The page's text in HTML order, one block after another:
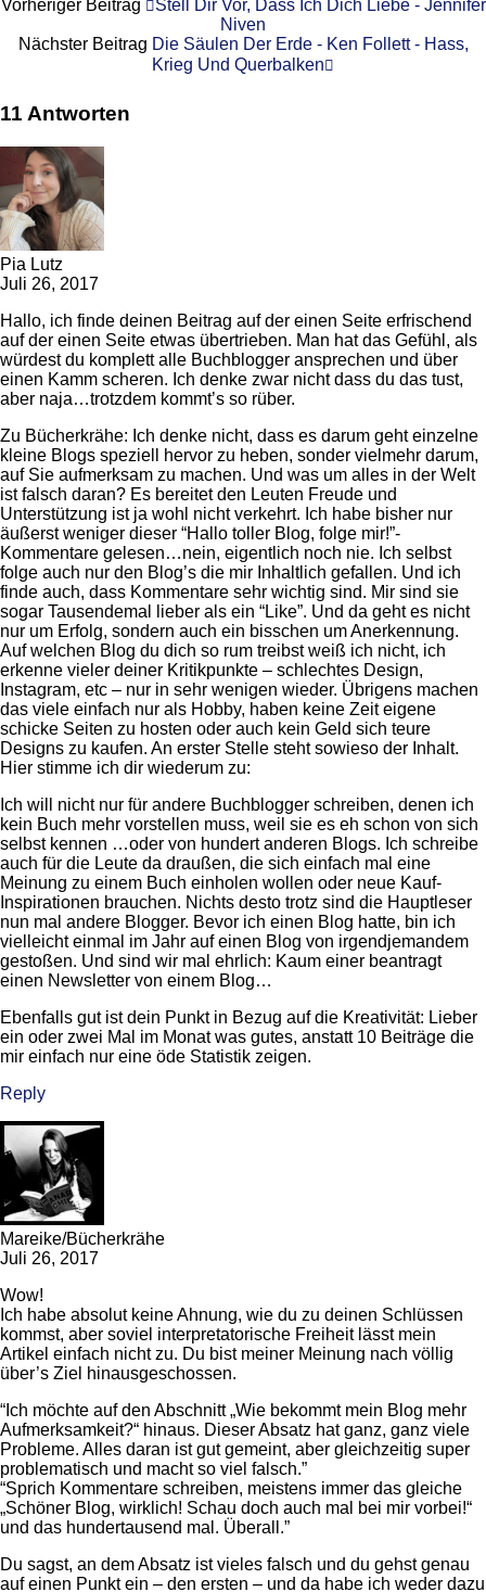
Vorheriger Beitrag
Stell Dir Vor, Dass Ich Dich Liebe - Jennifer
Niven
Nächster Beitrag Die Säulen Der Erde - Ken Follett - Hass,
Krieg Und Querbalken
11 Antworten
Pia Lutz
Juli 26, 2017
Hallo, ich finde deinen Beitrag auf der einen Seite erfrischend
auf der einen Seite etwas übertrieben. Man hat das Gefühl, als
würdest du komplett alle Buchblogger ansprechen und über
einen Kamm scheren. Ich denke zwar nicht dass du das tust,
aber naja…trotzdem kommt’s so rüber.
Zu Bücherkrähe: Ich denke nicht, dass es darum geht einzelne
kleine Blogs speziell hervor zu heben, sonder vielmehr darum,
auf Sie aufmerksam zu machen. Und was um alles in der Welt
ist falsch daran? Es bereitet den Leuten Freude und
Unterstützung ist ja wohl nicht verkehrt. Ich habe bisher nur
äußerst weniger dieser “Hallo toller Blog, folge mir!”-
Kommentare gelesen…nein, eigentlich noch nie. Ich selbst
folge auch nur den Blog’s die mir Inhaltlich gefallen. Und ich
finde auch, dass Kommentare sehr wichtig sind. Mir sind sie
sogar Tausendemal lieber als ein “Like”. Und da geht es nicht
nur um Erfolg, sondern auch ein bisschen um Anerkennung.
Auf welchen Blog du dich so rum treibst weiß ich nicht, ich
erkenne vieler deiner Kritikpunkte – schlechtes Design,
Instagram, etc – nur in sehr wenigen wieder. Übrigens machen
das viele einfach nur als Hobby, haben keine Zeit eigene
schicke Seiten zu hosten oder auch kein Geld sich teure
Designs zu kaufen. An erster Stelle steht sowieso der Inhalt.
Hier stimme ich dir wiederum zu:
Ich will nicht nur für andere Buchblogger schreiben, denen ich
kein Buch mehr vorstellen muss, weil sie es eh schon von sich
selbst kennen …oder von hundert anderen Blogs. Ich schreibe
auch für die Leute da draußen, die sich einfach mal eine
Meinung zu einem Buch einholen wollen oder neue Kauf-
Inspirationen brauchen. Nichts desto trotz sind die Hauptleser
nun mal andere Blogger. Bevor ich einen Blog hatte, bin ich
vielleicht einmal im Jahr auf einen Blog von irgendjemandem
gestoßen. Und sind wir mal ehrlich: Kaum einer beantragt
einen Newsletter von einem Blog…
Ebenfalls gut ist dein Punkt in Bezug auf die Kreativität: Lieber
ein oder zwei Mal im Monat was gutes, anstatt 10 Beiträge die
mir einfach nur eine öde Statistik zeigen.
Reply
Mareike/Bücherkrähe
Juli 26, 2017
Wow!
Ich habe absolut keine Ahnung, wie du zu deinen Schlüssen
kommst, aber soviel interpretatorische Freiheit lässt mein
Artikel einfach nicht zu. Du bist meiner Meinung nach völlig
über’s Ziel hinausgeschossen.
“Ich möchte auf den Abschnitt „Wie bekommt mein Blog mehr
Aufmerksamkeit?“ hinaus. Dieser Absatz hat ganz, ganz viele
Probleme. Alles daran ist gut gemeint, aber gleichzeitig super
problematisch und macht so viel falsch.”
“Sprich Kommentare schreiben, meistens immer das gleiche
„Schöner Blog, wirklich! Schau doch auch mal bei mir vorbei!“
und das hundertausend mal. Überall.”
Du sagst, an dem Absatz ist vieles falsch und du gehst genau
auf einen Punkt ein – den ersten – und da habe ich weder dazu